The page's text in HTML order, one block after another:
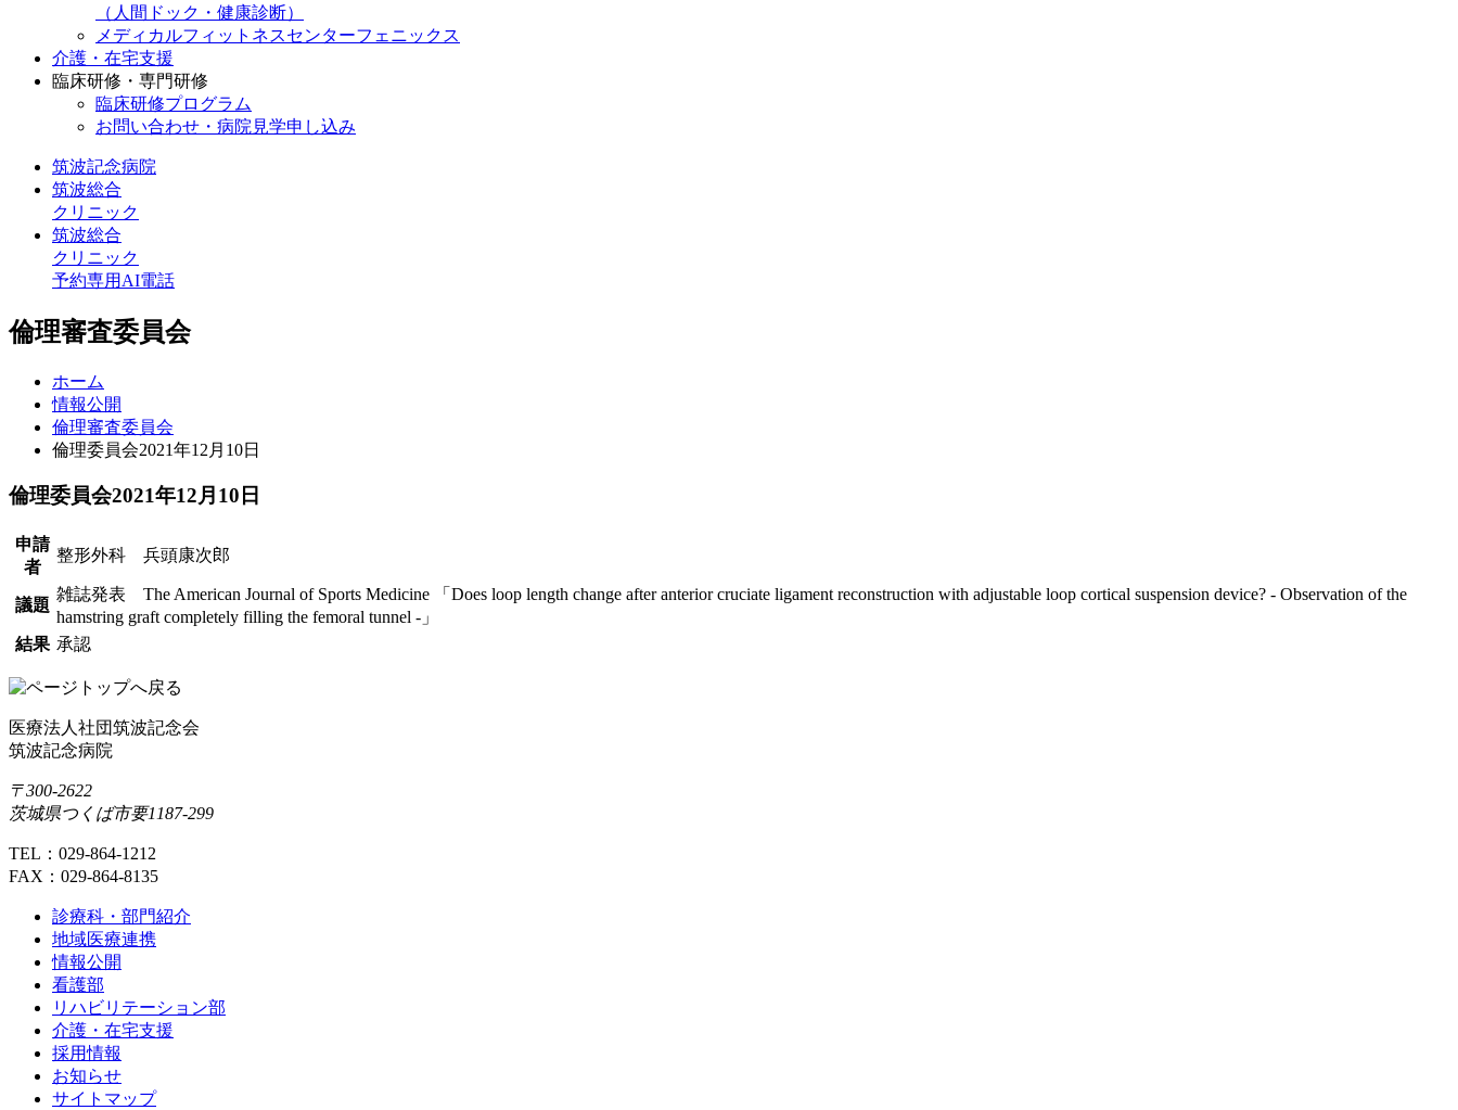
（人間ドック・健康診断）
メディカルフィットネスセンターフェニックス
介護・在宅支援
臨床研修・専門研修
臨床研修プログラム
お問い合わせ・病院見学申し込み
筑波記念病院
筑波総合
クリニック
筑波総合
クリニック
予約専用AI電話
倫理審査委員会
ホーム
情報公開
倫理審査委員会
倫理委員会2021年12月10日
倫理委員会2021年12月10日
申請
者
整形外科 兵頭康次郎
議題
雑誌発表 The American Journal of Sports Medicine 「Does loop length change after anterior cruciate ligament reconstruction with adjustable loop cortical suspension device? - Observation of the
hamstring graft completely filling the femoral tunnel -」
結果 承認
医療法人社団筑波記念会
筑波記念病院
〒300-2622
茨城県つくば市要1187-299
TEL：029-864-1212
FAX：029-864-8135
診療科・部門紹介
地域医療連携
情報公開
看護部
リハビリテーション部
介護・在宅支援
採用情報
お知らせ
サイトマップ